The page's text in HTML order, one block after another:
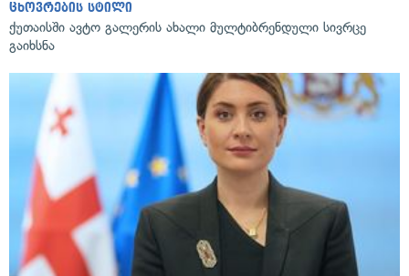
ცხოვრების სტილი
ქუთაისში ავტო გალერის ახალი მულტიბრენდული სივრცე
გაიხსნა